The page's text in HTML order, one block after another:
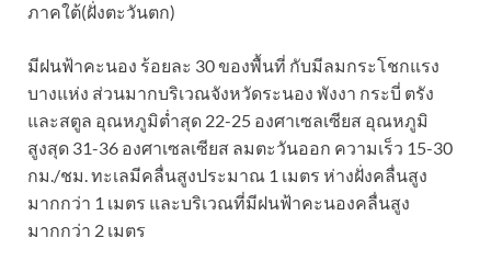
ภาคใต้(ฝั่งตะวันตก)
มีฝนฟ้าคะนอง ร้อยละ 30 ของพื้นที่ กับมีลมกระโชกแรง
บางแห่ง ส่วนมากบริเวณจังหวัดระนอง พังงา กระบี่ ตรัง
และสตูล อุณหภูมิต่ำสุด 22-25 องศาเซลเซียส อุณหภูมิ
สูงสุด 31-36 องศาเซลเซียส ลมตะวันออก ความเร็ว 15-30
กม./ชม. ทะเลมีคลื่นสูงประมาณ 1 เมตร ห่างฝั่งคลื่นสูง
มากกว่า 1 เมตร และบริเวณที่มีฝนฟ้าคะนองคลื่นสูง
มากกว่า 2 เมตร